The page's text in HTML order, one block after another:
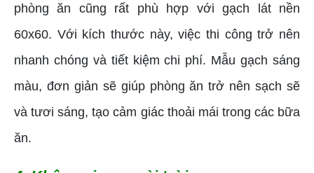
phòng ăn cũng rất phù hợp với gạch lát nền
60x60. Với kích thước này, việc thi công trở nên
nhanh chóng và tiết kiệm chi phí. Mẫu gạch sáng
màu, đơn giản sẽ giúp phòng ăn trở nên sạch sẽ
và tươi sáng, tạo cảm giác thoải mái trong các bữa
ăn.